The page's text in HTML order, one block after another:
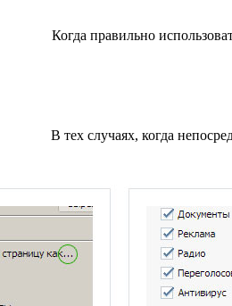
Когда правильно
В тех случаях, когда